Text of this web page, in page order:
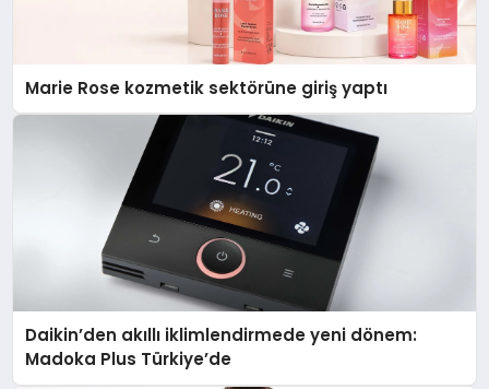
Marie Rose kozmetik sektörüne giriş yaptı
Daikin’den akıllı iklimlendirmede yeni dönem:
Madoka Plus Türkiye’de